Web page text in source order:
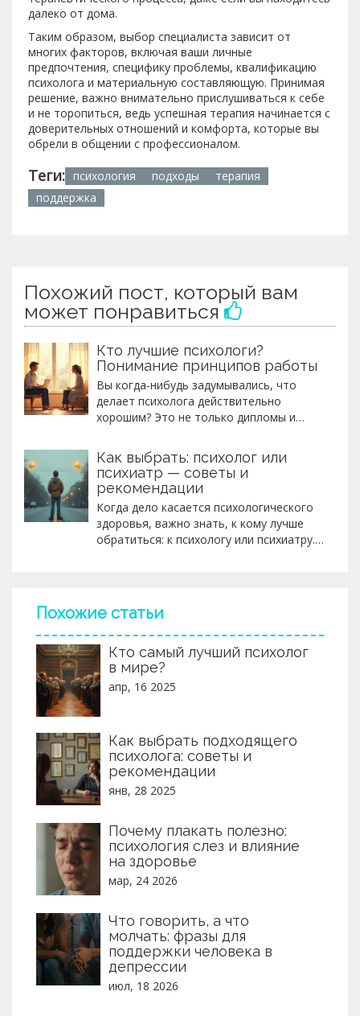
далеко от дома.
Таким образом, выбор специалиста зависит от
многих факторов, включая ваши личные
предпочтения, специфику проблемы, квалификацию
психолога и материальную составляющую. Принимая
решение, важно внимательно прислушиваться к себе
и не торопиться, ведь успешная терапия начинается с
доверительных отношений и комфорта, которые вы
обрели в общении с профессионалом.
Теги: психология подходы
терапия
поддержка
Похожий пост, который вам
может понравиться
Кто лучшие психологи?
Понимание принципов работы
Вы когда-нибудь задумывались, что
делает психолога действительно
хорошим? Это не только дипломы и
через экран или в личной беседе,
понимать ваши мысли и эмоции. Лучшие
психологи знают, как создать такое
пространство, в котором человеку
будет комфортно раскрыться. Они
помогут вам преодолеть трудности и
развить ваше эмоциональное здоровье.
Как выбрать: психолог или
психиатр — советы и
рекомендации
Когда дело касается психологического
здоровья, важно знать, к кому лучше
обратиться: к психологу или психиатру.
определить, какая помощь будет
наиболее эффективной в вашей
ситуации, предоставив полезные советы
и раскрывая различия между этими
двумя профессиями.
Похожие статьи
Кто самый лучший психолог
в мире?
апр, 16 2025
Как выбрать подходящего
психолога: советы и
рекомендации
янв, 28 2025
Почему плакать полезно:
психология слез и влияние
на здоровье
мар, 24 2026
Что говорить, а что
молчать: фразы для
поддержки человека в
депрессии
июл, 18 2026